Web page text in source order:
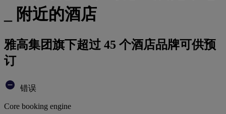
_ 附近的酒店
雅高集团旗下超过 45 个酒店品牌可供预
订
错误
Core booking engine